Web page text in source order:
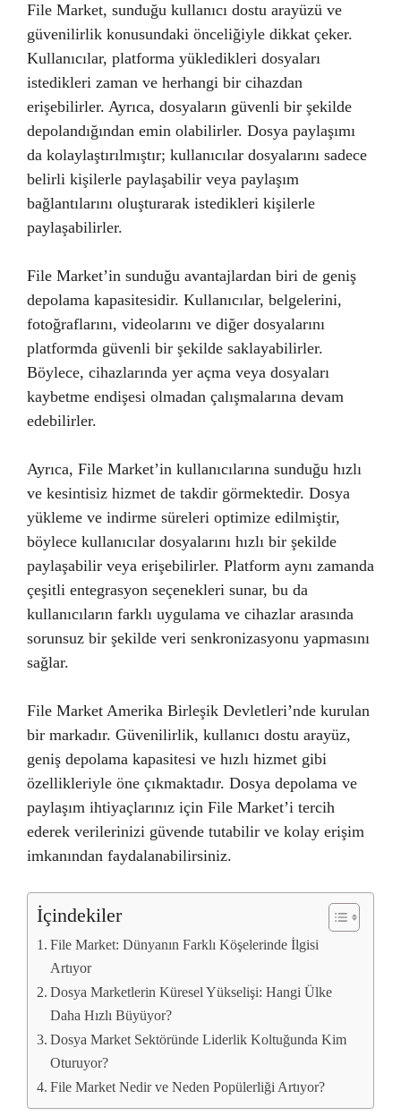
File Market, sunduğu kullanıcı dostu arayüzü ve
güvenilirlik konusundaki önceliğiyle dikkat çeker.
Kullanıcılar, platforma yükledikleri dosyaları
istedikleri zaman ve herhangi bir cihazdan
erişebilirler. Ayrıca, dosyaların güvenli bir şekilde
depolandığından emin olabilirler. Dosya paylaşımı
da kolaylaştırılmıştır; kullanıcılar dosyalarını sadece
belirli kişilerle paylaşabilir veya paylaşım
bağlantılarını oluşturarak istedikleri kişilerle
paylaşabilirler.
File Market’in sunduğu avantajlardan biri de geniş
depolama kapasitesidir. Kullanıcılar, belgelerini,
fotoğraflarını, videolarını ve diğer dosyalarını
platformda güvenli bir şekilde saklayabilirler.
Böylece, cihazlarında yer açma veya dosyaları
kaybetme endişesi olmadan çalışmalarına devam
edebilirler.
Ayrıca, File Market’in kullanıcılarına sunduğu hızlı
ve kesintisiz hizmet de takdir görmektedir. Dosya
yükleme ve indirme süreleri optimize edilmiştir,
böylece kullanıcılar dosyalarını hızlı bir şekilde
paylaşabilir veya erişebilirler. Platform aynı zamanda
çeşitli entegrasyon seçenekleri sunar, bu da
kullanıcıların farklı uygulama ve cihazlar arasında
sorunsuz bir şekilde veri senkronizasyonu yapmasını
sağlar.
File Market Amerika Birleşik Devletleri’nde kurulan
bir markadır. Güvenilirlik, kullanıcı dostu arayüz,
geniş depolama kapasitesi ve hızlı hizmet gibi
özellikleriyle öne çıkmaktadır. Dosya depolama ve
paylaşım ihtiyaçlarınız için File Market’i tercih
ederek verilerinizi güvende tutabilir ve kolay erişim
imkanından faydalanabilirsiniz.
İçindekiler
File Market: Dünyanın Farklı Köşelerinde İlgisi
Artıyor
Dosya Marketlerin Küresel Yükselişi: Hangi Ülke
Daha Hızlı Büyüyor?
Dosya Market Sektöründe Liderlik Koltuğunda Kim
Oturuyor?
File Market Nedir ve Neden Popülerliği Artıyor?